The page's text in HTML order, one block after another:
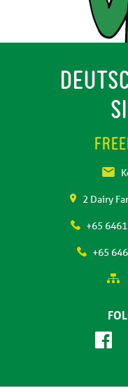
2 Dairy
+65
+65